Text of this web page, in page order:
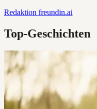
Redaktion freundin.ai
Top-Geschichten